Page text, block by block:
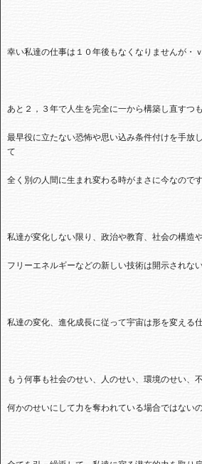
幸い私達の仕事は１０年後もなくなりませんが・ｖ
あと２，３年で人生を完全に一から構築し直すつ
最早役に立たない恐怖や思い込み条件付けを手放
て
全く別の人間に生まれ変わる時がまさに今なので
私達が変化しない限り、政治や教育、社会の構造
フリーエネルギーなどの新しい技術は開示されな
私達の変化、進化成長に従って宇宙は形を変える
もう何事も社会のせい、人のせい、環境のせい、
何かのせいにして力を奪われている場合ではない